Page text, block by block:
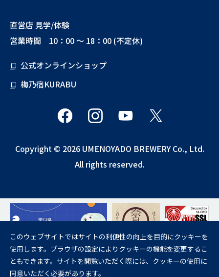
直営店 見学/体験
営業時間 10：00 ～ 18：00 (不定休)
公式オンラインショップ
梅乃宿KURABU
Copyright © 2026 UMENOYADO BREWERY Co., Ltd.
All rights reserved.
飲酒は20歳になってから。
妊娠中や授乳期の飲酒は、胎児・乳児の発育に悪影響を与えるおそれが
あります。
このウェブサイトではサイトの利便性の向上を目的にクッキーを
使用します。ブラウザの設定によりクッキーの機能を変更するこ
ともできます。サイトを閲覧いただく際には、クッキーの使用に
同意いただく必要があります。